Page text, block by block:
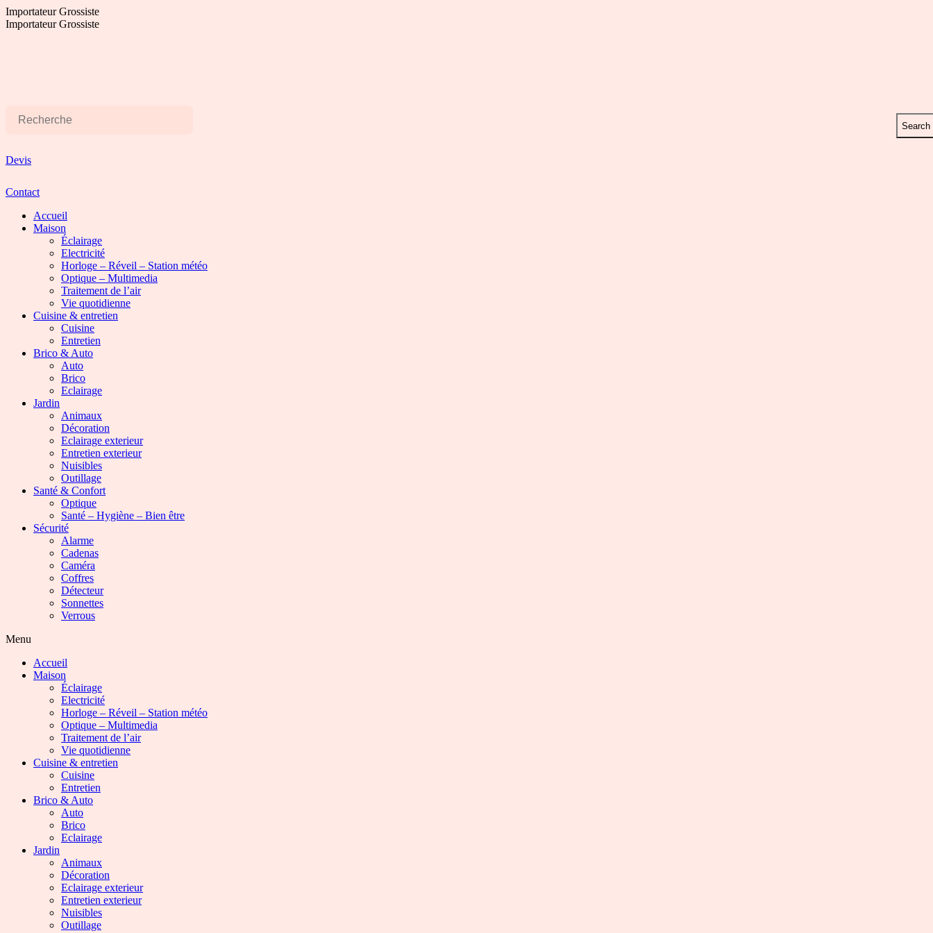
Aller
au
Importateur Grossiste
Importateur Grossiste
Search
Devis
Contact
Accueil
Maison
Éclairage
Electricité
Horloge – Réveil – Station météo
Optique – Multimedia
Traitement de l’air
Vie quotidienne
Cuisine & entretien
Cuisine
Entretien
Brico & Auto
Auto
Brico
Eclairage
Jardin
Animaux
Décoration
Eclairage exterieur
Entretien exterieur
Nuisibles
Outillage
Santé & Confort
Optique
Santé – Hygiène – Bien être
Sécurité
Alarme
Cadenas
Caméra
Coffres
Détecteur
Sonnettes
Verrous
Menu
Accueil
Maison
Éclairage
Electricité
Horloge – Réveil – Station météo
Optique – Multimedia
Traitement de l’air
Vie quotidienne
Cuisine & entretien
Cuisine
Entretien
Brico & Auto
Auto
Brico
Eclairage
Jardin
Animaux
Décoration
Eclairage exterieur
Entretien exterieur
Nuisibles
Outillage